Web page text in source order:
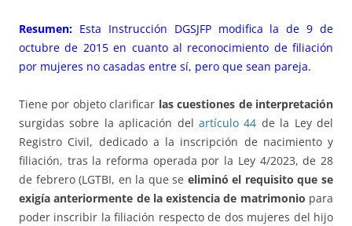
Resumen: Esta Instrucción DGSJFP modifica la de 9 de
octubre de 2015 en cuanto al reconocimiento de filiación
por mujeres no casadas entre sí, pero que sean pareja.
Tiene por objeto clarificar las cuestiones de interpretación
surgidas sobre la aplicación del artículo 44 de la Ley del
Registro Civil, dedicado a la inscripción de nacimiento y
filiación, tras la reforma operada por la Ley 4/2023, de 28
de febrero (LGTBI, en la que se eliminó el requisito que se
exigía anteriormente de la existencia de matrimonio para
poder inscribir la filiación respecto de dos mujeres del hijo